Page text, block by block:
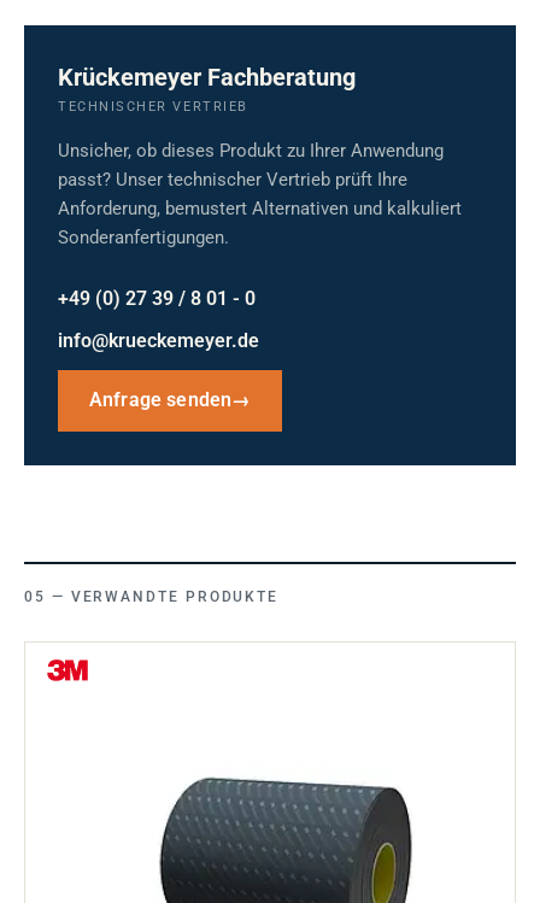
Krückemeyer Fachberatung
TECHNISCHER VERTRIEB
Unsicher, ob dieses Produkt zu Ihrer Anwendung
passt? Unser technischer Vertrieb prüft Ihre
Anforderung, bemustert Alternativen und kalkuliert
Sonderanfertigungen.
+49 (0) 27 39 / 8 01 - 0
info@krueckemeyer.de
Anfrage senden→
VERWANDTE PRODUKTE